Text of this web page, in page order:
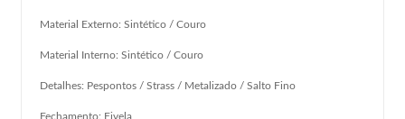
Material Externo: Sintético / Couro
Material Interno: Sintético / Couro
Detalhes: Pespontos / Strass / Metalizado / Salto Fino
Fechamento: Fivela